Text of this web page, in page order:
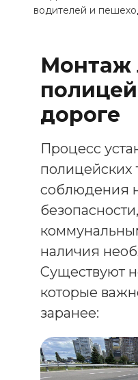
водителей и
Монтаж
дороге
Процесс
полицейских
соблюдения
наличия
Существуют
которые
заранее: